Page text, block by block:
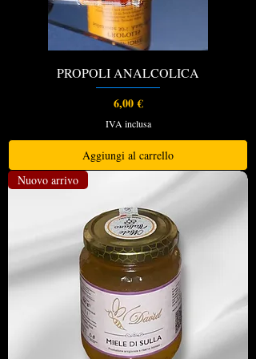
PROPOLI ANALCOLICA
Prezzo
6,00 €
IVA inclusa
Aggiungi al carrello
Nuovo arrivo